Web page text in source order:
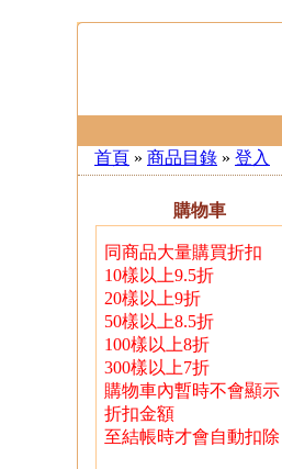
首頁 » 商品目錄 » 登入
購物車
同商品大量購買折扣
10樣以上9.5折
20樣以上9折
50樣以上8.5折
100樣以上8折
300樣以上7折
購物車內暫時不會顯示
折扣金額
至結帳時才會自動扣除